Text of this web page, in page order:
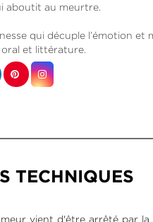
aboutit au meurtre.
qui décuple l’émotion et
oral et littérature.
TECHNIQUES
vient d'être arrêté par la